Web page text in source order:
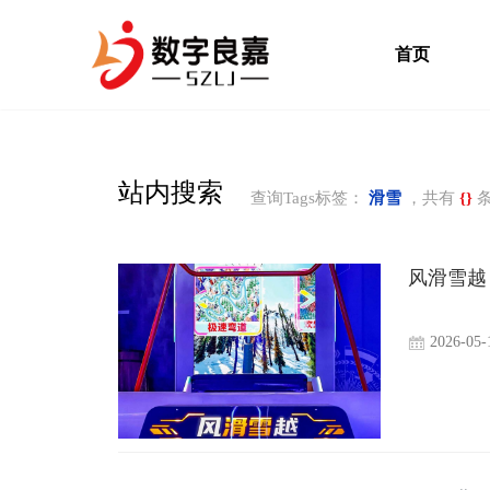
首页
站内搜索 查询Tags标签： 滑雪，共有 {}
风滑雪越
2026-05-